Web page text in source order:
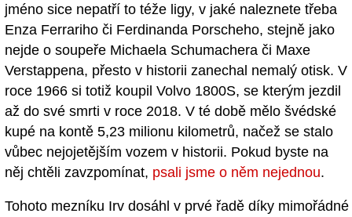
jméno sice nepatří to téže ligy, v jaké naleznete třeba
Enza Ferrariho či Ferdinanda Porscheho, stejně jako
nejde o soupeře Michaela Schumachera či Maxe
Verstappena, přesto v historii zanechal nemalý otisk. V
roce 1966 si totiž koupil Volvo 1800S, se kterým jezdil
až do své smrti v roce 2018. V té době mělo švédské
kupé na kontě 5,23 milionu kilometrů, načež se stalo
vůbec nejojetějším vozem v historii. Pokud byste na
něj chtěli zavzpomínat, psali jsme o něm nejednou.
Tohoto mezníku Irv dosáhl v prvé řadě díky mimořádné